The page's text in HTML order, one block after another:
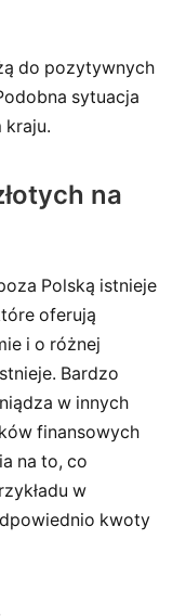
do pozytywnych
sytuacja
kraju.
na
Polską istnieje
oferują
i o różnej
Bardzo
w innych
finansowych
na to, co
w
kwoty